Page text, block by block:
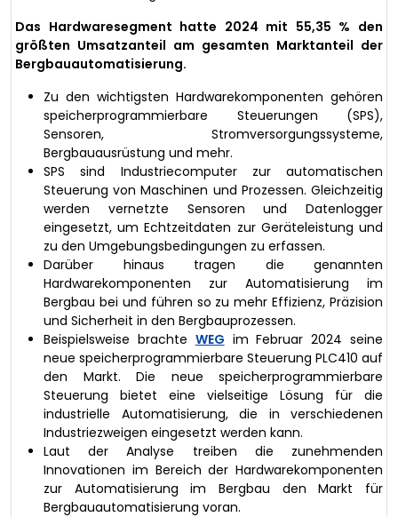
Das Hardwaresegment hatte 2024 mit 55,35 % den
größten Umsatzanteil am gesamten Marktanteil der
Bergbauautomatisierung.
Zu den wichtigsten Hardwarekomponenten gehören
speicherprogrammierbare Steuerungen (SPS),
Sensoren, Stromversorgungssysteme,
Bergbauausrüstung und mehr.
SPS sind Industriecomputer zur automatischen
Steuerung von Maschinen und Prozessen. Gleichzeitig
werden vernetzte Sensoren und Datenlogger
eingesetzt, um Echtzeitdaten zur Geräteleistung und
zu den Umgebungsbedingungen zu erfassen.
Darüber hinaus tragen die genannten
Hardwarekomponenten zur Automatisierung im
Bergbau bei und führen so zu mehr Effizienz, Präzision
und Sicherheit in den Bergbauprozessen.
Beispielsweise brachte WEG im Februar 2024 seine
neue speicherprogrammierbare Steuerung PLC410 auf
den Markt. Die neue speicherprogrammierbare
Steuerung bietet eine vielseitige Lösung für die
industrielle Automatisierung, die in verschiedenen
Industriezweigen eingesetzt werden kann.
Laut der Analyse treiben die zunehmenden
Innovationen im Bereich der Hardwarekomponenten
zur Automatisierung im Bergbau den Markt für
Bergbauautomatisierung voran.